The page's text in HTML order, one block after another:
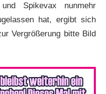
Spikevax nunmehr
hat, ergibt sich
Vergrößerung bitte Bild